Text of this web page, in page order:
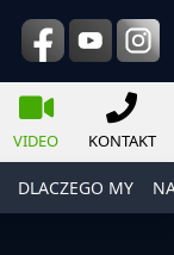
VIDEO KONTAKT
DLACZEGO MY